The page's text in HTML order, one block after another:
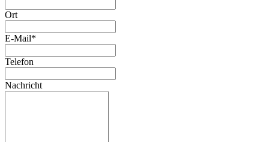
Ort
E-Mail*
Telefon
Nachricht